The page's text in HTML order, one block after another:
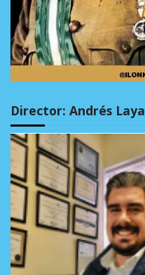
Director: Andrés Laya